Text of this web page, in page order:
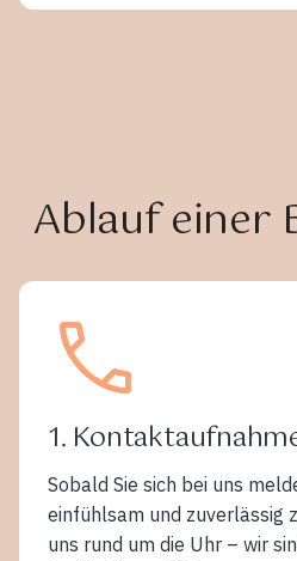
Ablauf einer
1.
Sobald Sie sich bei uns
einfühlsam und zuverlässig
uns rund um die Uhr – wir